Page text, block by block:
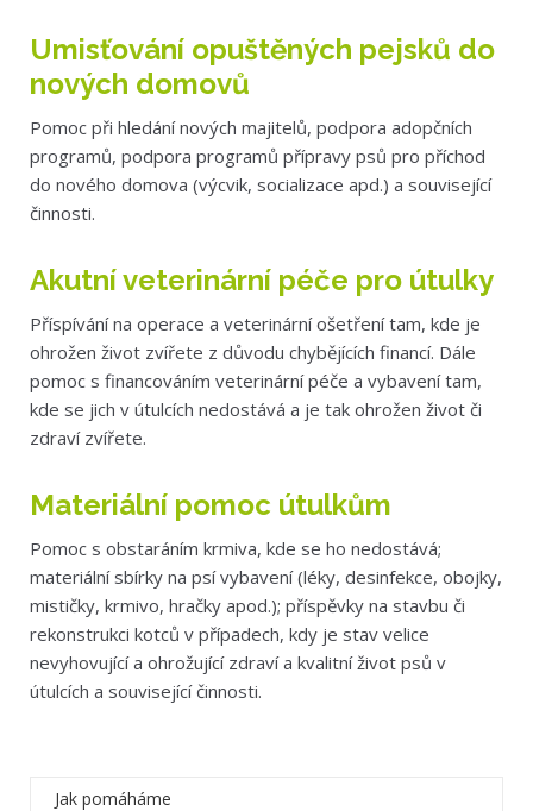
Umisťování opuštěných pejsků do
nových domovů
Pomoc při hledání nových majitelů, podpora adopčních
programů, podpora programů přípravy psů pro příchod
do nového domova (výcvik, socializace apd.) a související
činnosti.
Akutní veterinární péče pro útulky
Příspívání na operace a veterinární ošetření tam, kde je
ohrožen život zvířete z důvodu chybějících financí. Dále
pomoc s financováním veterinární péče a vybavení tam,
kde se jich v útulcích nedostává a je tak ohrožen život či
zdraví zvířete.
Materiální pomoc útulkům
Pomoc s obstaráním krmiva, kde se ho nedostává;
materiální sbírky na psí vybavení (léky, desinfekce, obojky,
mističky, krmivo, hračky apod.); příspěvky na stavbu či
rekonstrukci kotců v případech, kdy je stav velice
nevyhovující a ohrožující zdraví a kvalitní život psů v
útulcích a související činnosti.
Jak pomáháme